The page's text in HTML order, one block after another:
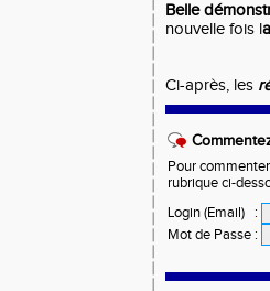
Belle
nouvelle fois l
Ci-après, les
Pour
rubrique ci-
Login (Email)
:
Mot de Passe :